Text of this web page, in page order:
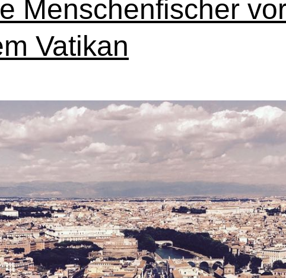
nah
Menschenfischer
Vatikan